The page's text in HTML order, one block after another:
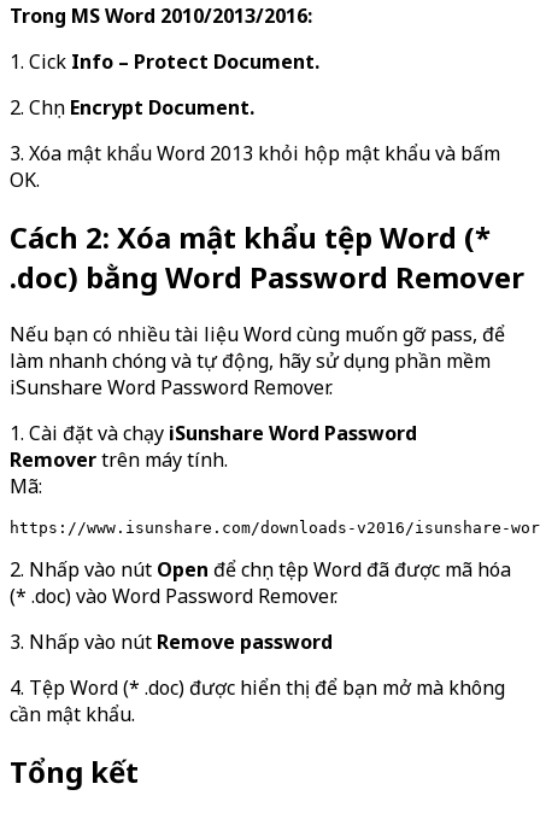
Trong MS Word 2010/2013/2016:
1. Cick Info – Protect Document.
2. Chọn Encrypt Document.
3. Xóa mật khẩu Word 2013 khỏi hộp mật khẩu và bấm
OK.
Cách 2: Xóa mật khẩu tệp Word (*
.doc) bằng Word Password Remover
Nếu bạn có nhiều tài liệu Word cùng muốn gỡ pass, để
làm nhanh chóng và tự động, hãy sử dụng phần mềm
iSunshare Word Password Remover.
1. Cài đặt và chạy iSunshare Word Password
Removertrên máy tính.
Mã:
https://www.isunshare.com/downloads-v2016/isunshare-
2. Nhấp vào nút Open để chọn tệp Word đã được mã hóa
(* .doc) vào Word Password Remover.
3. Nhấp vào nút Remove password
4. Tệp Word (* .doc) được hiển thị để bạn mở mà không
cần mật khẩu.
Tổng kết